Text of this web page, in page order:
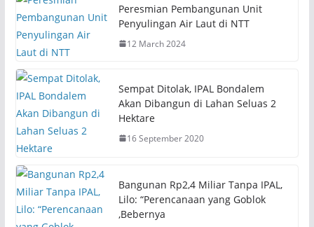
r
(
O
p
e
s
i
n
n
e
w
w
i
n
d
w
)
o
n
s
i
n
n
e
w
w
o
)
Peresmian Pembangunan Unit
Penyulingan Air Laut di NTT
12 March 2024
Sempat Ditolak, IPAL Bondalem
Akan Dibangun di Lahan Seluas 2
Hektare
16 September 2020
Bangunan Rp2,4 Miliar Tanpa IPAL,
Lilo: “Perencanaan yang Goblok
,Bebernya